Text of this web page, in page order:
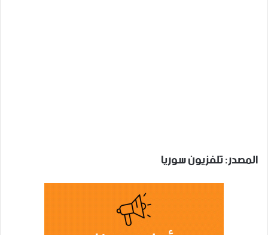
المصدر: تلفزيون سوريا